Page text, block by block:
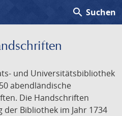
search Suchen
und Universitätsbibliothek
abendländische
Die Handschriften
Bibliothek im Jahr 1734